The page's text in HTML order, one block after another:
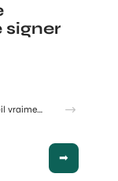
signer
Vente appartement à Marrakech : quelles erreurs font fuir les acheteurs ?